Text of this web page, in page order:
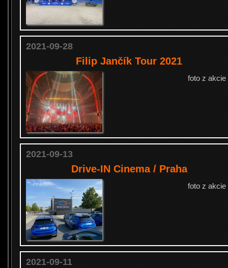
2021-09-28
Filip Jančík Tour 2021
foto z akcie
2021-09-13
Drive-IN Cinema / Praha
foto z akcie
2021-09-11